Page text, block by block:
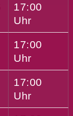
17:00
Uhr
17:00
Uhr
17:00
Uhr